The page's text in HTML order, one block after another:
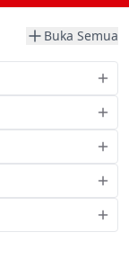
Buka Semua